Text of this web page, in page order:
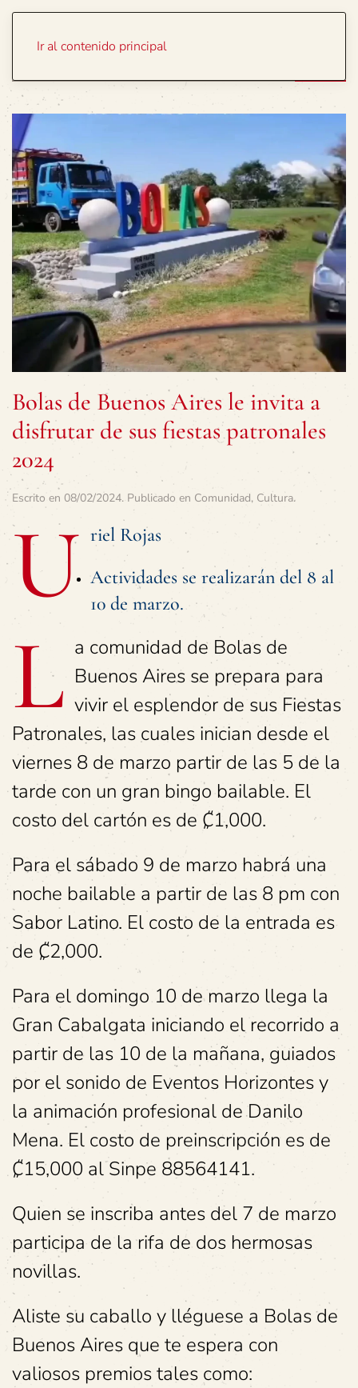
Ir al contenido principal
Bolas de Buenos Aires le invita a
disfrutar de sus fiestas patronales
2024
Escrito en 08/02/2024. Publicado en Comunidad, Cultura.
U riel Rojas
Actividades se realizarán del 8 al
10 de marzo.
L a comunidad de Bolas de
Buenos Aires se prepara para
vivir el esplendor de sus Fiestas
Patronales, las cuales inician desde el
viernes 8 de marzo partir de las 5 de la
tarde con un gran bingo bailable. El
costo del cartón es de ₡1,000.
Para el sábado 9 de marzo habrá una
noche bailable a partir de las 8 pm con
Sabor Latino. El costo de la entrada es
de ₡2,000.
Para el domingo 10 de marzo llega la
Gran Cabalgata iniciando el recorrido a
partir de las 10 de la mañana, guiados
por el sonido de Eventos Horizontes y
la animación profesional de Danilo
Mena. El costo de preinscripción es de
₡15,000 al Sinpe 88564141.
Quien se inscriba antes del 7 de marzo
participa de la rifa de dos hermosas
novillas.
Aliste su caballo y lléguese a Bolas de
Buenos Aires que te espera con
valiosos premios tales como: